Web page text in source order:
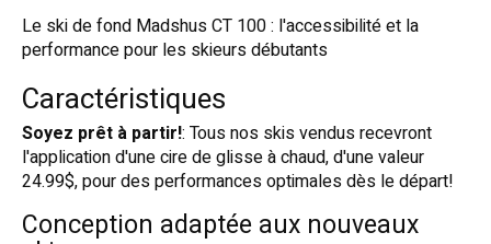
Le ski de fond Madshus CT 100 : l'accessibilité et la
performance pour les skieurs débutants
Caractéristiques
Soyez prêt à partir!: Tous nos skis vendus recevront
l'application d'une cire de glisse à chaud, d'une valeur
24.99$, pour des performances optimales dès le départ!
Conception adaptée aux nouveaux